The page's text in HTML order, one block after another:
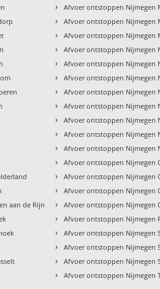
aan de Rijn
› Afvoer ontstoppen Nijmegen
› Afvoer ontstoppen Nijmegen
› Afvoer ontstoppen Nijmegen
› Afvoer ontstoppen Nijmegen
› Afvoer ontstoppen Nijmegen
› Afvoer ontstoppen Nijmegen
› Afvoer ontstoppen Nijmegen
› Afvoer ontstoppen Nijmegen
› Afvoer ontstoppen Nijmegen
› Afvoer ontstoppen Nijmegen
› Afvoer ontstoppen Nijmegen
› Afvoer ontstoppen Nijmegen
› Afvoer ontstoppen Nijmegen
› Afvoer ontstoppen Nijmegen
› Afvoer ontstoppen Nijmegen
› Afvoer ontstoppen Nijmegen
› Afvoer ontstoppen Nijmegen
› Afvoer ontstoppen Nijmegen
› Afvoer ontstoppen Nijmegen
› Afvoer ontstoppen Nijmegen